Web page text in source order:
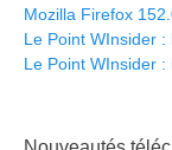
Mozilla Firefox
Le Point WInsider :
Le Point WInsider :